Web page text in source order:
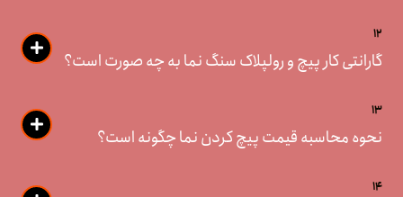
12
گارانتی کار پیچ و رولپلاک سنگ نما به چه صورت است؟
13
نحوه محاسبه قیمت پیچ کردن نما چگونه است؟
14